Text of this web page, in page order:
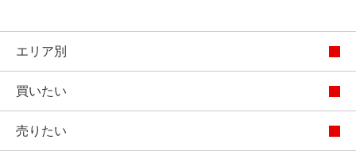
エリア別
買いたい
売りたい